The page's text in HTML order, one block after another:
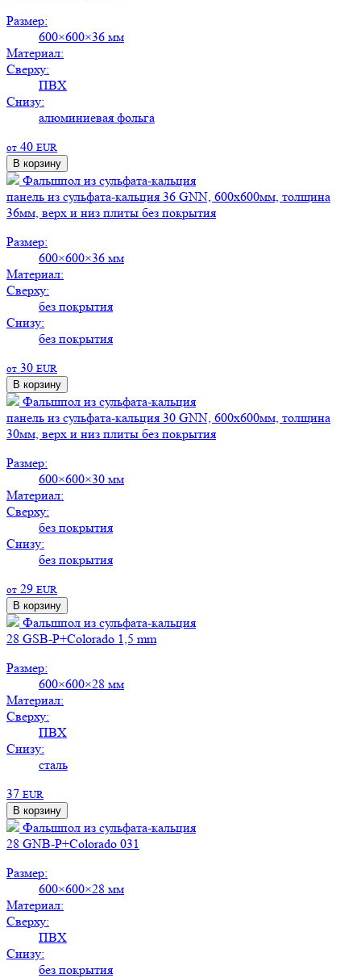
Размер:
600×600×36 мм
Материал:
Сверху:
ПВХ
Снизу:
алюминиевая фольга
от 40 EUR
В корзину
Фальшпол из сульфата-кальция
панель из сульфата-кальция 36 GNN, 600х600мм, толщина
36мм, верх и низ плиты без покрытия
Размер:
600×600×36 мм
Материал:
Сверху:
без покрытия
Снизу:
без покрытия
от 30 EUR
В корзину
Фальшпол из сульфата-кальция
панель из сульфата-кальция 30 GNN, 600х600мм, толщина
30мм, верх и низ плиты без покрытия
Размер:
600×600×30 мм
Материал:
Сверху:
без покрытия
Снизу:
без покрытия
от 29 EUR
В корзину
Фальшпол из сульфата-кальция
28 GSB-P+Colorado 1,5 mm
Размер:
600×600×28 мм
Материал:
Сверху:
ПВХ
Снизу:
сталь
37 EUR
В корзину
Фальшпол из сульфата-кальция
28 GNB-P+Colorado 031
Размер:
600×600×28 мм
Материал:
Сверху:
ПВХ
Снизу:
без покрытия